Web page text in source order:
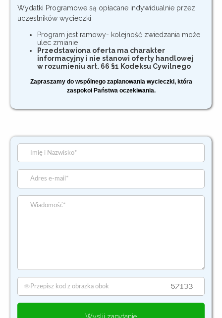
Wydatki Programowe są opłacane indywidualnie przez
uczestników wycieczki
Program jest ramowy- kolejność zwiedzania może
ulec zmianie
Przedstawiona oferta ma charakter
informacyjny i nie stanowi oferty handlowej
w rozumieniu art. 66 §1 Kodeksu Cywilnego
Zapraszamy do wspólnego zaplanowania wycieczki, która
zaspokoi Państwa oczekiwania.